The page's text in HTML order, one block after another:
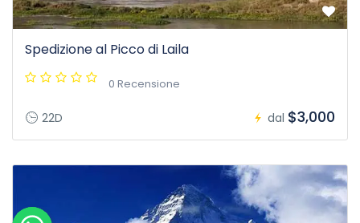
Spedizione al Picco di Laila
0 Recensione
22D dal $3,000